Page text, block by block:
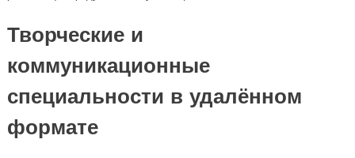
Творческие и
коммуникационные
специальности в удалённом
формате